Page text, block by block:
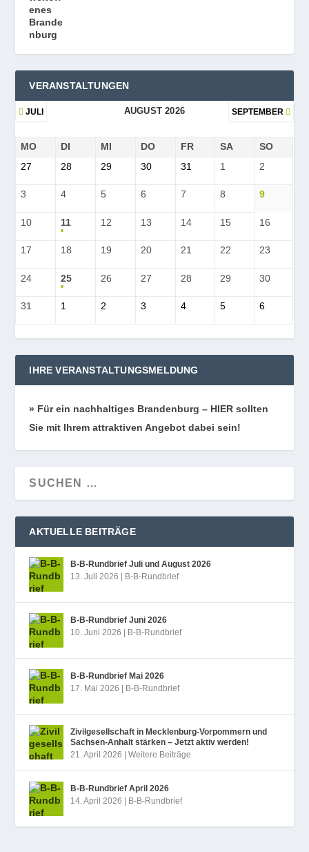
VERANSTALTUNGEN
JULI AUGUST 2026 SEPTEMBER
MO DI MI DO FR SA
SO
27
28 29 30 31 1 2
3 4 5 6 7 8 9
10 11 12 13 14 15 16
17 18 19 20 21 22 23
24 25 26 27 28 29 30
31 1 2 3 4 5 6
IHRE VERANSTALTUNGSMELDUNG
» Für ein nach­hal­ti­ges Bran­den­burg – HIER soll­ten
Sie mit Ihrem attrak­ti­ven Ange­bot dabei sein!
AKTUELLE BEITRÄGE
B‑B-Rundbrief Juli und August 2026
13. Juli 2026 | B-B-Rundbrief
B‑B-Rundbrief Juni 2026
10. Juni 2026 | B-B-Rundbrief
B‑B-Rundbrief Mai 2026
17. Mai 2026 | B-B-Rundbrief
Zivilgesellschaft in Mecklenburg-Vorpommern und
Sachsen-Anhalt stärken – Jetzt aktiv werden!
21. April 2026 |Weitere Beiträge
B‑B-Rundbrief April 2026
14. April 2026 | B-B-Rundbrief